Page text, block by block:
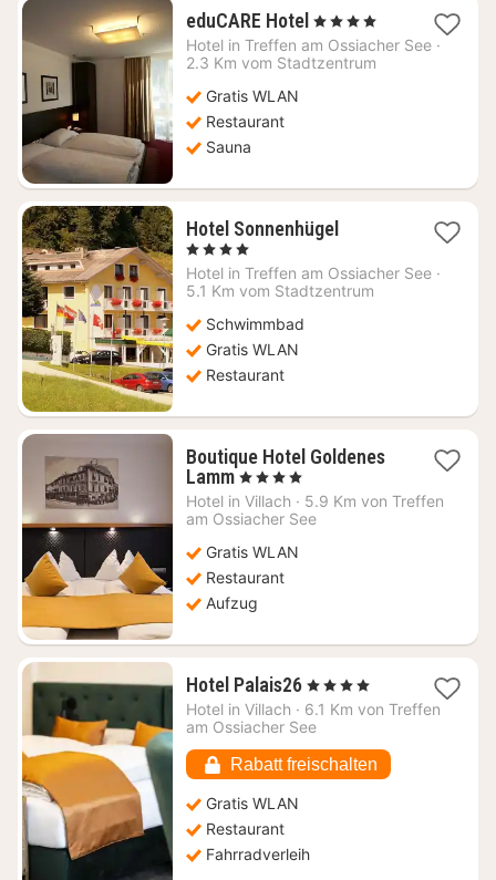
eduCARE Hotel 1
Nacht
ab
, 4 Sterne
Hotel in Treffen am Ossiacher See ·
2.3 Km vom Stadtzentrum
Gratis WLAN
Restaurant
Sauna
Hotel Sonnenhügel1
ab
200
, 4 Sterne
Hotel in Treffen am Ossiacher See ·
5.1 Km vom Stadtzentrum
Schwimmbad
Gratis WLAN
Restaurant
Boutique Hotel Goldenes
Lamm1
Nacht
ab
€
, 4 Sterne
Hotel in Villach · 5.9 Km von Treffen
am Ossiacher See
Gratis WLAN
Restaurant
Aufzug
Hotel Palais261
Nacht
ab
€
, 4 Sterne
Hotel in Villach · 6.1 Km von Treffen
am Ossiacher See
Rabatt freischalten
Gratis WLAN
Restaurant
Fahrradverleih